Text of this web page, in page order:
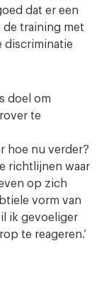
dat er een
de training met
discriminatie
doel om
te
hoe nu verder?
richtlijnen waar
op zich
vorm van
ik gevoeliger
te reageren.’